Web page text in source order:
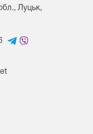
Луцьк,